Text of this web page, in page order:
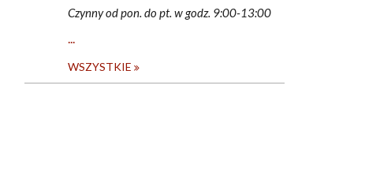
Czynny od pon. do pt. w godz. 9:00-13:00
...
WSZYSTKIE